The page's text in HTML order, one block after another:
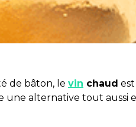
de bâton, le vin chaud
une alternative tout aussi